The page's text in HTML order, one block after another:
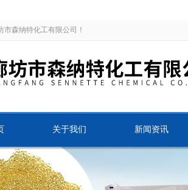
市森纳特化工有限公司！
关于我们 新闻资讯